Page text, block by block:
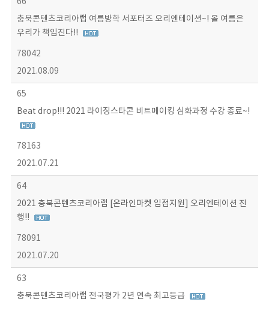
충북콘텐츠코리아랩 여름방학 서포터즈 오리엔테이션~! 올 여름은
우리가 책임진다!!
78042
2021.08.09
65
Beat drop!!! 2021 라이징스타콘 비트메이킹 심화과정 수강 종료~!
78163
2021.07.21
64
2021 충북콘텐츠코리아랩 [온라인마켓 입점지원] 오리엔테이션 진
행!!
78091
2021.07.20
63
충북콘텐츠코리아랩 전국평가 2년 연속 최고등급